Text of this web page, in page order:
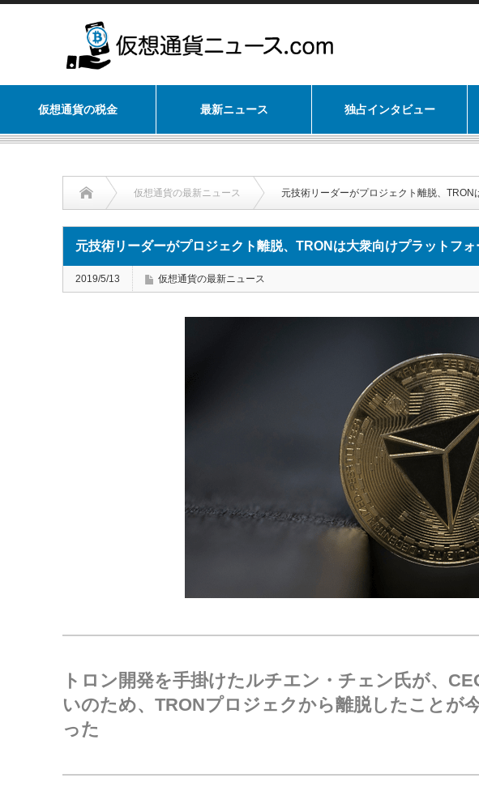
仮想通貨の税金 最新ニュース 独占インタビュー
仮想通貨の最新ニュース 元技術リーダーがプロジェクト離脱、
元技術リーダーがプロジェクト離脱、TRONは大衆向けプラットフ
2019/5/13 仮想通貨の最新ニュース
トロン開発を手掛けたルチエン・チェン氏が、
いのため、TRONプロジェクから離脱したことが
った